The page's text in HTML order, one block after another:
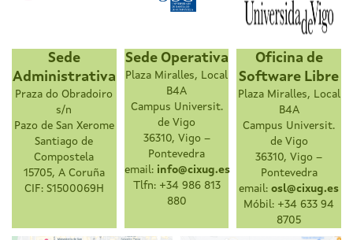
Sede
Administrativa
Praza do Obradoiro
s/n
Pazo de San Xerome
Santiago de
Compostela
15705, A Coruña
CIF: S1500069H
Sede Operativa
Plaza Miralles, Local
B4A
Campus Universit.
de Vigo
36310, Vigo –
Pontevedra
email: info@cixug.es
Tlfn: +34 986 813
880
Oficina de
Software Libre
Plaza Miralles, Local
B4A
Campus Universit.
de Vigo
36310, Vigo –
Pontevedra
email:osl@cixug.es
Móbil: +34 633 94
8705